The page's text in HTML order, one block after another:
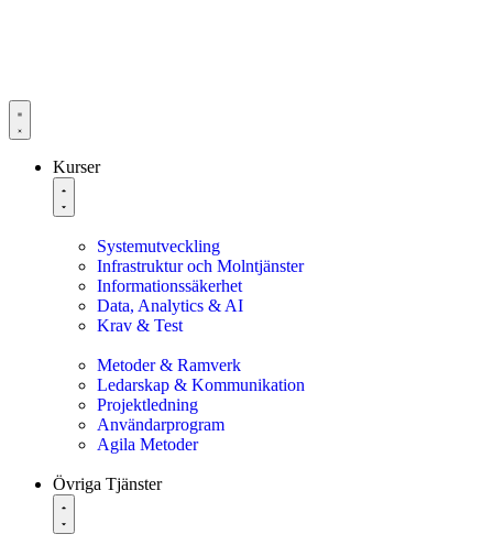
Kurser
Systemutveckling
Infrastruktur och Molntjänster
Informationssäkerhet
Data, Analytics & AI
Krav & Test
Metoder & Ramverk
Ledarskap & Kommunikation
Projektledning
Användarprogram
Agila Metoder
Övriga Tjänster